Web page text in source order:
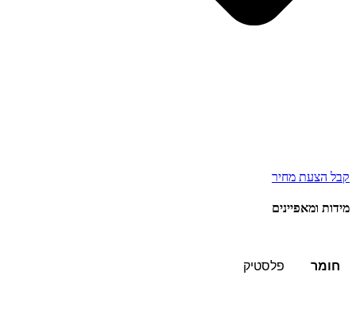
קבל הצעת מחיר
מידות ומאפיינים
חומר פלסטיק